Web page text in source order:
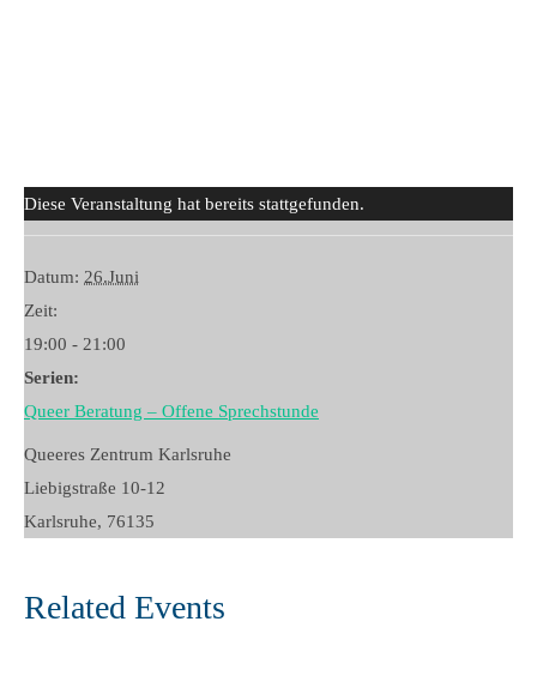
Diese Veranstaltung hat bereits stattgefunden.
Datum: 26.Juni
Zeit:
19:00 - 21:00
Serien:
Queer Beratung – Offene Sprechstunde
Queeres Zentrum Karlsruhe
Liebigstraße 10-12
Karlsruhe, 76135
Related Events